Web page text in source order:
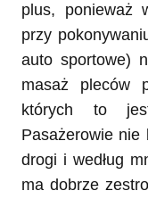
plus, ponieważ
przy
auto sportowe)
masaż pleców
których to
Pasażerowie nie
drogi i według
ma dobrze